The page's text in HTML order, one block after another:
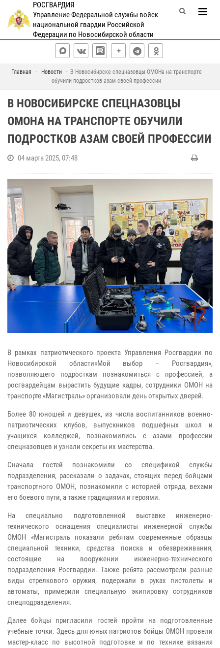
РОСГВАРДИЯ
Управление Федеральной службы войск
национальной гвардии Российской
Федерации по Новосибирской области
Главная Новости
В Новосибирске спецназовцы ОМОНа на транспорте
обучили подростков азам своей профессии
В НОВОСИБИРСКЕ СПЕЦНАЗОВЦЫ
ОМОНА НА ТРАНСПОРТЕ ОБУЧИЛИ
ПОДРОСТКОВ АЗАМ СВОЕЙ ПРОФЕССИИ
04 марта 2025, 07:48
В рамках патриотического проекта Управления Росгвардии по
Новосибирской области«Мой выбор – Росгвардия»,
позволяющего подросткам познакомиться с профессией, а
росгвардейцам вырастить будущие кадры, сотрудники ОМОН на
транспорте «Магистраль» организовали день открытых дверей.
Более 80 юношей и девушек, из числа воспитанников военно-
патриотических клубов, выпускников подшефных школ и
учащихся колледжей, познакомились с азами профессии
спецназовцев и узнали секреты их мастерства.
Сначала гостей познакомили со спецификой службы
подразделения, рассказали о задачах, стоящих перед бойцами
транспортного ОМОН, познакомили с историей отряда, вехами
его боевого пути, а также традициями и героями.
На специально подготовленной выставке инженерно-
технического оснащения специалисты инженерной службы
ОМОН «Магистраль показали ребятам современные образцы
специальной техники, средства поиска и обезвреживания,
состоящие на вооружении инженерно-технического
подразделения Росгвардии. Также ребята рассмотрели разные
виды стрелкового оружия, подержали в руках пистолеты и
автоматы, примерили специальную экипировку сотрудников
спецподразделения.
Далее бойцы пригласили гостей пройти на подготовленные
учебные точки. Здесь для юных патриотов бойцы ОМОН провели
мастер-класс по высотной подготовке и по технике вязания